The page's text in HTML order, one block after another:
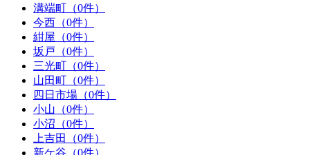
溝端町（0件）
今西（0件）
紺屋（0件）
坂戸（0件）
三光町（0件）
山田町（0件）
四日市場（0件）
小山（0件）
小沼（0件）
上吉田（0件）
新ケ谷（0件）